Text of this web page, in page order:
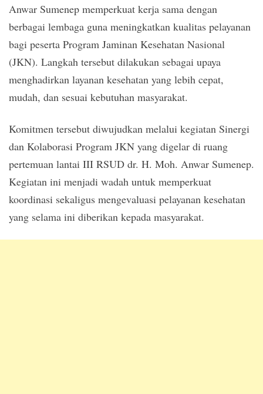
Anwar Sumenep memperkuat kerja sama dengan
berbagai lembaga guna meningkatkan kualitas pelayanan
bagi peserta Program Jaminan Kesehatan Nasional
(JKN). Langkah tersebut dilakukan sebagai upaya
menghadirkan layanan kesehatan yang lebih cepat,
mudah, dan sesuai kebutuhan masyarakat.
Komitmen tersebut diwujudkan melalui kegiatan Sinergi
dan Kolaborasi Program JKN yang digelar di ruang
pertemuan lantai III RSUD dr. H. Moh. Anwar Sumenep.
Kegiatan ini menjadi wadah untuk memperkuat
koordinasi sekaligus mengevaluasi pelayanan kesehatan
yang selama ini diberikan kepada masyarakat.